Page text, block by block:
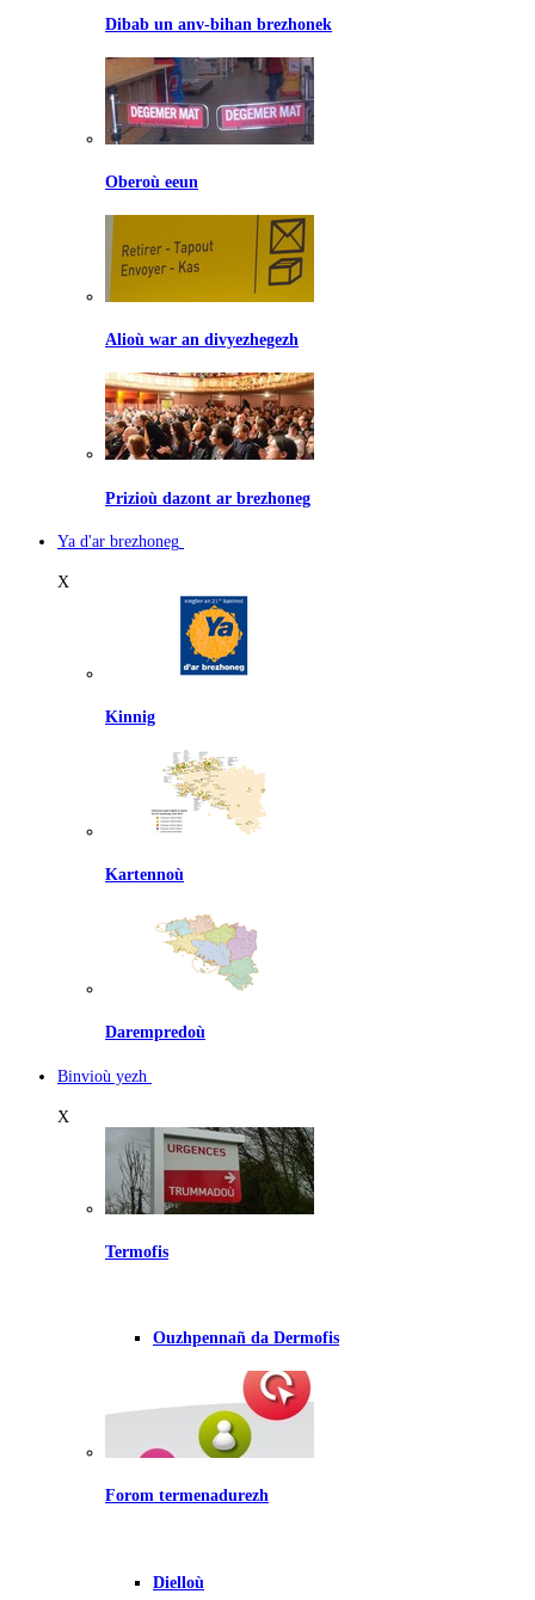
Dibab un anv-bihan brezhonek
Oberoù eeun
Alioù war an divyezhegezh
Prizioù dazont ar brezhoneg
Ya d'ar brezhoneg
X
Kinnig
Kartennoù
Darempredoù
Binvioù yezh
X
Termofis
Ouzhpennañ da Dermofis
Forom termenadurezh
Dielloù